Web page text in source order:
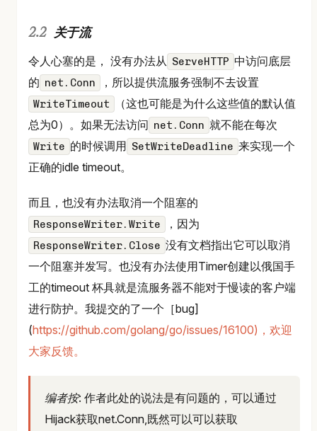
关于流
令人心塞的是， 没有办法从 ServeHTTP 中访问底层
的 net.Conn ，所以提供流服务强制不去设置
WriteTimeout
（这也可能是为什么这些值的默认值
总为0）。如果无法访问 net.Conn 就不能在每次
Write 的时候调用 SetWriteDeadline 来实现一个
正确的idle timeout。
而且，也没有办法取消一个阻塞的
ResponseWriter.Write ，因为
ResponseWriter.Close 没有文档指出它可以取消
一个阻塞并发写。也没有办法使用Timer创建以俄国手
工的timeout 杯具就是流服务器不能对于慢读的客户端
进行防护。我提交的了一个［bug]
(https://github.com/golang/go/issues/16100)，欢迎
大家反馈。
编者按: 作者此处的说法是有问题的，可以通过
Hijack获取net.Conn,既然可以可以获取